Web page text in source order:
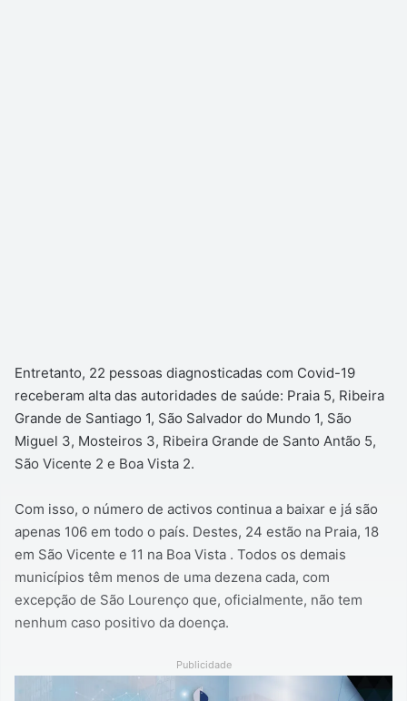
Entretanto, 22 pessoas diagnosticadas com Covid-19
receberam alta das autoridades de saúde: Praia 5, Ribeira
Grande de Santiago 1, São Salvador do Mundo 1, São
Miguel 3, Mosteiros 3, Ribeira Grande de Santo Antão 5,
São Vicente 2 e Boa Vista 2.
Com isso, o número de activos continua a baixar e já são
apenas 106 em todo o país. Destes, 24 estão na Praia, 18
em São Vicente e 11 na Boa Vista . Todos os demais
municípios têm menos de uma dezena cada, com
excepção de São Lourenço que, oficialmente, não tem
nenhum caso positivo da doença.
Publicidade